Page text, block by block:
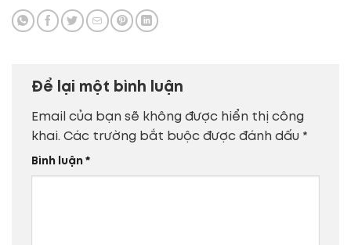
Để lại một bình luận
Email của bạn sẽ không được hiển thị công
khai. Các trường bắt buộc được đánh dấu *
Bình luận *